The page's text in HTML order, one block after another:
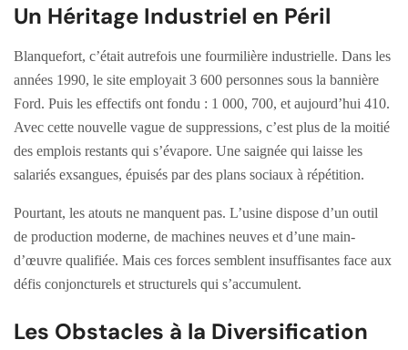
Un Héritage Industriel en Péril
Blanquefort, c’était autrefois une fourmilière industrielle. Dans les
années 1990, le site employait 3 600 personnes sous la bannière
Ford. Puis les effectifs ont fondu : 1 000, 700, et aujourd’hui 410.
Avec cette nouvelle vague de suppressions, c’est plus de la moitié
des emplois restants qui s’évapore. Une saignée qui laisse les
salariés exsangues, épuisés par des plans sociaux à répétition.
Pourtant, les atouts ne manquent pas. L’usine dispose d’un outil
de production moderne, de machines neuves et d’une main-
d’œuvre qualifiée. Mais ces forces semblent insuffisantes face aux
défis conjoncturels et structurels qui s’accumulent.
Les Obstacles à la Diversification